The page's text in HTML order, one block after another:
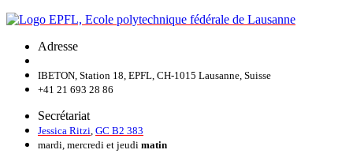
Adresse
IBETON, Station 18, EPFL, CH-1015 Lausanne, Suisse
+41 21 693 28 86
Secrétariat
Jessica Ritzi GC B2 383
mardi, mercredi et jeudi matin